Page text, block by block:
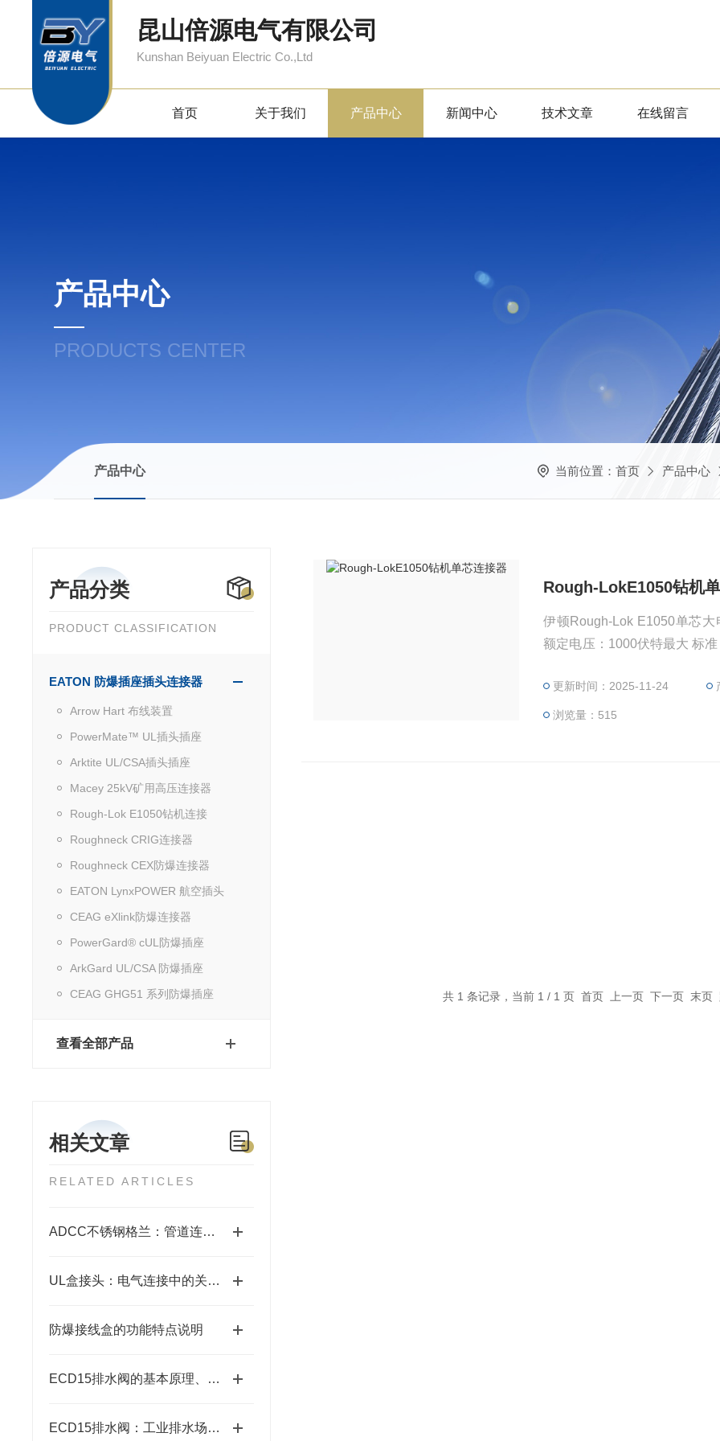
昆山倍源电气有限公司
Kunshan Beiyuan Electric Co.,Ltd
首页 关于我们 产品中心 新闻中心 技术文章 在线留言
产品中心
PRODUCTS CENTER
产品中心 当前位置： 首页 产品中心
产品分类
PRODUCT CLASSIFICATION
EATON 防爆插座插头连接器
Arrow Hart 布线装置
PowerMate™ UL插头插座
Arktite UL/CSA插头插座
Macey 25kV矿用高压连接器
Rough-Lok E1050钻机连接
Roughneck CRIG连接器
Roughneck CEX防爆连接器
EATON LynxPOWER 航空插头
CEAG eXlink防爆连接器
PowerGard® cUL防爆插座
ArkGard UL/CSA 防爆插座
CEAG GHG51 系列防爆插座
查看全部产品
相关文章
RELATED ARTICLES
ADCC不锈钢格兰：管道连接的坚固守护者
UL盒接头：电气连接中的关键部件
防爆接线盒的功能特点说明
ECD15排水阀的基本原理、类型和使用方法说明
ECD15排水阀：工业排水场景的可靠担当
Rough-LokE1050钻机
伊顿Rough-Lok E1050单芯
额定电压：1000伏特最大 标准
更新时间：2025-11-24
浏览量：515
共 1 条记录，当前 1 / 1 页 首页 上一页 下一页 末页